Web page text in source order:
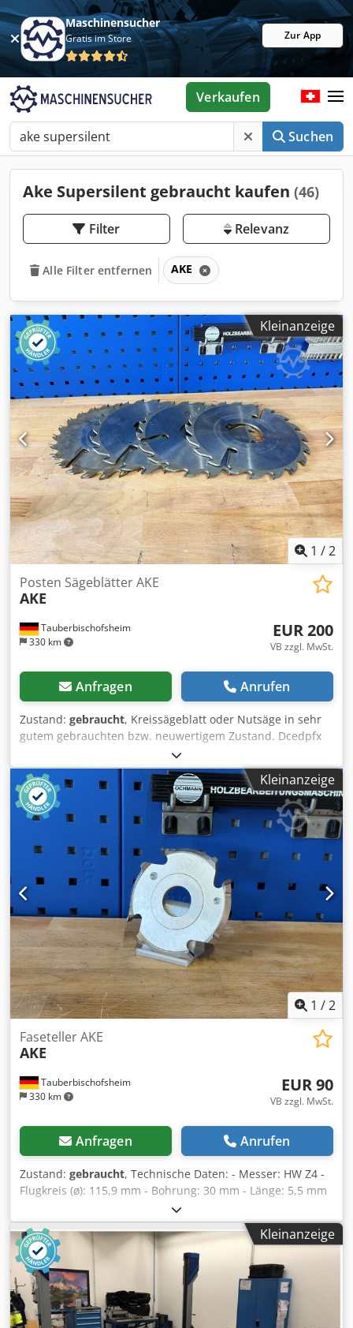
Maschinensucher
Gratis im Store Zur App
Suchen
Verkaufen
Ake Supersilent gebraucht kaufen (46)
Filter Relevanz
Alle Filter entfernen AKE
Kleinanzeige
1 /2
Tauberbischofsheim
330 km
Posten Sägeblätter AKE
AKE
EUR 200
VB zzgl. MwSt.
Anfragen Anrufen
Zustand: gebraucht, Kreissägeblatt oder Nutsäge in sehr
gutem gebrauchten bzw. neuwertigem Zustand. Dcedpfx
Aiozryc Te Tek Technische Daten: - Durchmesser: 250 mm -
Bohrung: 70 mm - Breite: 6,0 mm - Keilnut: 20 mm -
Messer: 20+2
Kleinanzeige
1 /2
Tauberbischofsheim
330 km
Faseteller AKE
AKE
EUR 90
VB zzgl. MwSt.
Anfragen Anrufen
Zustand: gebraucht, Technische Daten: - Messer: HW Z4 -
Flugkreis (ø): 115,9 mm - Bohrung: 30 mm - Länge: 5,5 mm
- Material: Stahl - Kennzeichnung: MAN Djdpfx Aijzryb Aj
Tjck
Kleinanzeige